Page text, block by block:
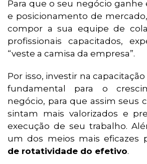
Para que o seu negócio
e posicionamento de
compor a sua equipe de
profissionais capacitados,
“veste a camisa da empresa”.
Por isso, investir na
fundamental para o
negócio, para que assim seus
sintam mais valorizados e
execução de seu trabalho.
um dos meios mais eficazes
de rotatividade do efetivo.